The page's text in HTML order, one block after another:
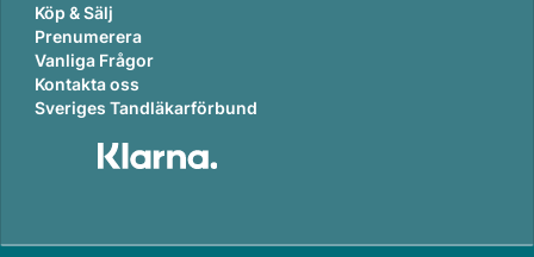
Köp & Sälj
Prenumerera
Vanliga Frågor
Kontakta oss
Sveriges Tandläkarförbund